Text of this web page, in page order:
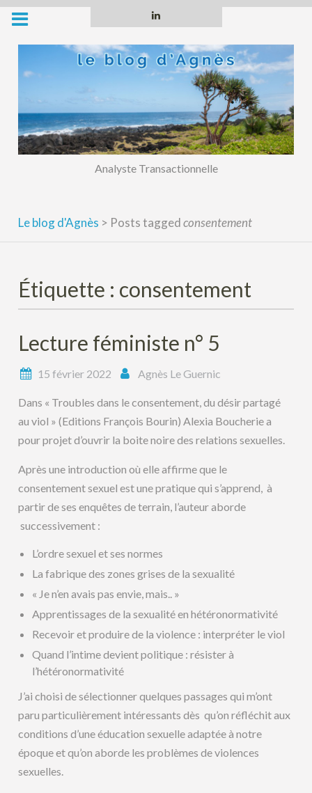
Skip
content
Analyste Transactionnelle
Le blog d'Agnès > Posts taggedconsentement
Étiquette : consentement
Lecture féministe n° 5
15 février 2022 Agnès Le Guernic
Dans « Troubles dans le consentement, du désir partagé
au viol » (Editions François Bourin) Alexia Boucherie a
pour projet d’ouvrir la boite noire des relations sexuelles.
Après une introduction où elle affirme que le
consentement sexuel est une pratique qui s’apprend, à
partir de ses enquêtes de terrain, l’auteur aborde
successivement :
L’ordre sexuel et ses normes
La fabrique des zones grises de la sexualité
« Je n’en avais pas envie, mais.. »
Apprentissages de la sexualité en hétéronormativité
Recevoir et produire de la violence : interpréter le viol
Quand l’intime devient politique : résister à
l’hétéronormativité
J’ai choisi de sélectionner quelques passages qui m’ont
paru particulièrement intéressants dès qu’on réfléchit aux
conditions d’une éducation sexuelle adaptée à notre
époque et qu’on aborde les problèmes de violences
sexuelles.